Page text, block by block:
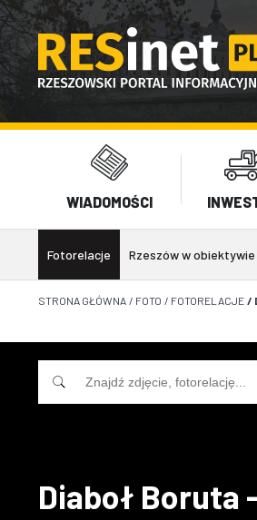
WIADOMOŚCI
Fotorelacje Rzeszów w obiektywie
STRONA GŁÓWNA / FOTO / FOTORELACJE /
Diaboł Boruta